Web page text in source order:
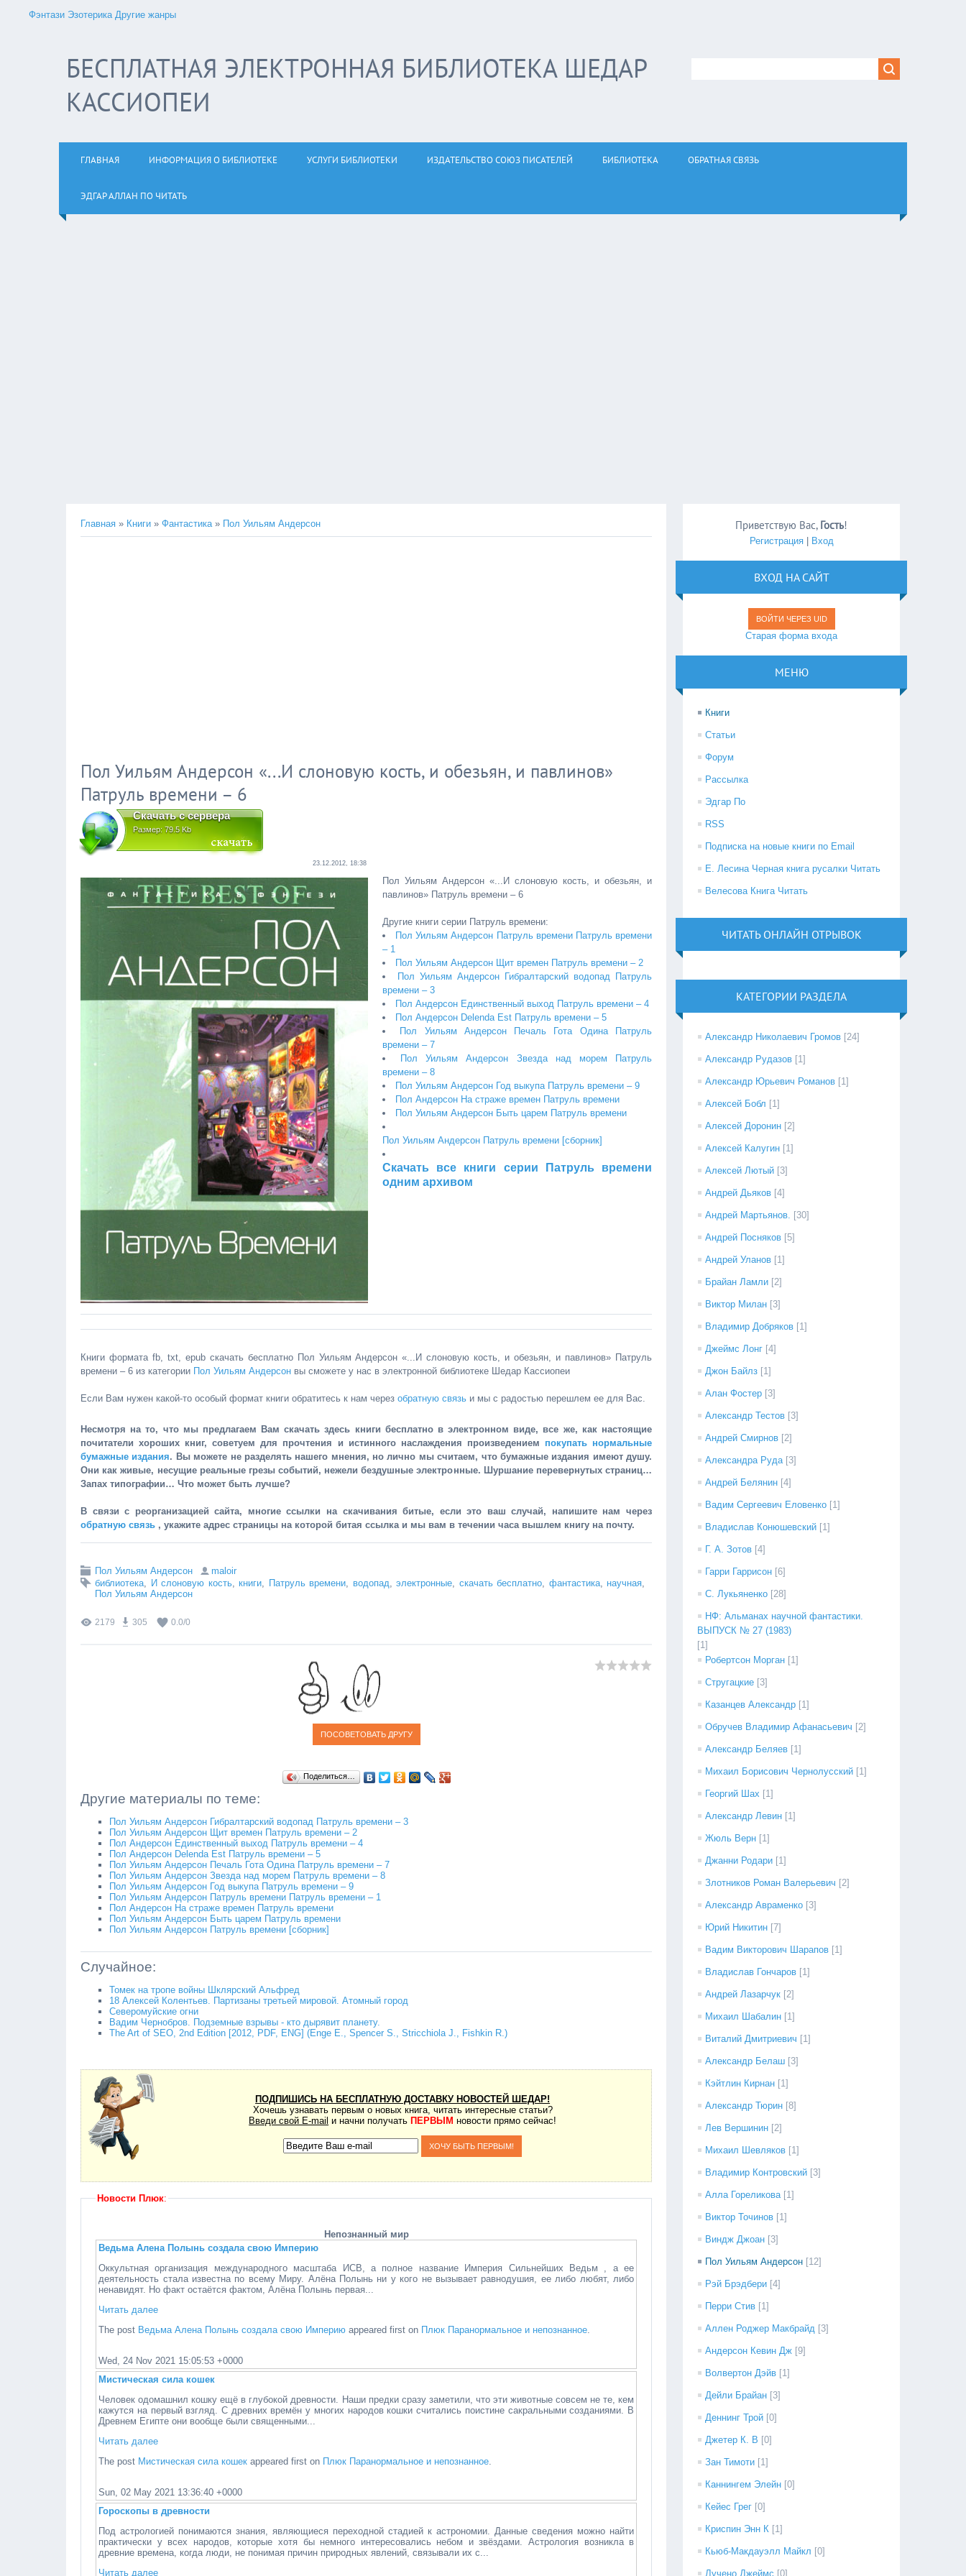
Фэнтази Эзотерика Другие жанры
БЕСПЛАТНАЯ ЭЛЕКТРОННАЯ БИБЛИОТЕКА ШЕДАР
КАССИОПЕИ
ГЛАВНАЯ ИНФОРМАЦИЯ О БИБЛИОТЕКЕ УСЛУГИ БИБЛИОТЕКИ ИЗДАТЕЛЬСТВО СОЮЗ ПИСАТЕЛЕЙ БИБЛИОТЕКА ОБРАТНАЯ СВЯЗЬ
ЭДГАР АЛЛАН ПО ЧИТАТЬ
Главная » Книги » Фантастика» Пол Уильям Андерсон
Пол Уильям Андерсон «...И слоновую кость, и обезьян, и павлинов»
Патруль времени – 6
Скачать с сервера
Размер: 79.5 Kb
23.12.2012, 18:38
Пол Уильям Андерсон «...И слоновую кость, и обезьян, и
павлинов» Патруль времени – 6
Другие книги серии Патруль времени:
Пол Уильям Андерсон Патруль времени Патруль времени
– 1
Пол Уильям Андерсон Щит времен Патруль времени – 2
Пол Уильям Андерсон Гибралтарский водопад Патруль
времени – 3
Пол Андерсон Единственный выход Патруль времени – 4
Пол Андерсон Delenda Est Патруль времени – 5
Пол Уильям Андерсон Печаль Гота Одина Патруль
времени – 7
Пол Уильям Андерсон Звезда над морем Патруль
времени – 8
Пол Уильям Андерсон Год выкупа Патруль времени – 9
Пол Андерсон На страже времен Патруль времени
Пол Уильям Андерсон Быть царем Патруль времени
Пол Уильям Андерсон Патруль времени [сборник]
Скачать все книги серии Патруль времени
одним архивом
Книги формата fb, txt, epub скачать бесплатно Пол Уильям Андерсон «...И слоновую кость, и обезьян, и павлинов» Патруль
времени – 6 из категории Пол Уильям Андерсон вы сможете у нас в электронной библиотеке Шедар Кассиопеи
Если Вам нужен какой-то особый формат книги обратитесь к нам через обратную связь и мы с радостью перешлем ее для Вас.
Несмотря на то, что мы предлагаем Вам скачать здесь книги бесплатно в электронном виде, все же, как настоящие
почитатели хороших книг, советуем для прочтения и истинного наслаждения произведением покупать нормальные
бумажные издания. Вы можете не разделять нашего мнения, но лично мы считаем, что бумажные издания имеют душу.
Они как живые, несущие реальные грезы событий, нежели бездушные электронные. Шуршание перевернутых страниц…
Запах типографии… Что может быть лучше?
В связи с реорганизацией сайта, многие ссылки на скачивания битые, если это ваш случай, напишите нам через
обратную связь , укажите адрес страницы на которой битая ссылка и мы вам в течении часа вышлем книгу на почту.
Пол Уильям Андерсон
maloir
библиотека, И слоновую кость, книги, Патруль времени, водопад, электронные, скачать бесплатно, фантастика, научная,
Пол Уильям Андерсон
2179 305 0.0/0
Поделиться…
Другие материалы по теме:
Пол Уильям Андерсон Гибралтарский водопад Патруль времени – 3
Пол Уильям Андерсон Щит времен Патруль времени – 2
Пол Андерсон Единственный выход Патруль времени – 4
Пол Андерсон Delenda Est Патруль времени – 5
Пол Уильям Андерсон Печаль Гота Одина Патруль времени – 7
Пол Уильям Андерсон Звезда над морем Патруль времени – 8
Пол Уильям Андерсон Год выкупа Патруль времени – 9
Пол Уильям Андерсон Патруль времени Патруль времени – 1
Пол Андерсон На страже времен Патруль времени
Пол Уильям Андерсон Быть царем Патруль времени
Пол Уильям Андерсон Патруль времени [сборник]
Случайное:
Томек на тропе войны Шклярский Альфред
18 Алексей Колентьев. Партизаны третьей мировой. Атомный город
Северомуйс­кие огни
Вадим Чернобров. Подземные взрывы - кто дырявит планету.
The Art of SEO, 2nd Edition [2012, PDF, ENG] (Enge E., Spencer S., Stricchiola J., Fishkin R.)
ПОДПИШИСЬ НА БЕСПЛАТНУЮ ДОСТАВКУ НОВОСТЕЙ ШЕДАР!
Хочешь узнавать первым о новых книга, читать интересные статьи?
Введи свой E-mail и начни получать ПЕРВЫМ новости прямо сейчас!
Новости Плюк:
Непознанный мир
Ведьма Алена Полынь создала свою Империю
Оккультная организация международного масштаба ИСВ, а полное название Империя Сильнейших Ведьм , а ее
деятельность стала известна по всему Миру. Алёна Полынь ни у кого не вызывает равнодушия, ее либо любят, либо
ненавидят. Но факт остаётся фактом, Алёна Полынь первая...
Читать далее
The post Ведьма Алена Полынь создала свою Империю appeared first on Плюк Паранормальное и непознанное.
Wed, 24 Nov 2021 15:05:53 +0000
Мистическая сила кошек
Человек одомашнил кошку ещё в глубокой древности. Наши предки сразу заметили, что эти животные совсем не те, кем
кажутся на первый взгляд. С древних времён у многих народов кошки считались поистине сакральными созданиями. В
Древнем Египте они вообще были священными...
Читать далее
The post Мистическая сила кошек appeared first on Плюк Паранормальное и непознанное.
Sun, 02 May 2021 13:36:40 +0000
Гороскопы в древности
Под астрологией понимаются знания, являющиеся переходной стадией к астрономии. Данные сведения можно найти
практически у всех народов, которые хотя бы немного интересовались небом и звёздами. Астрология возникла в
древние времена, когда люди, не понимая причин природных явлений, связывали их с...
Читать далее
Приветствую Вас, Гость!
Регистрация| Вход
ВХОД НА САЙТ
ВОЙТИ ЧЕРЕЗ UID
Старая форма входа
МЕНЮ
Книги
Статьи
Форум
Рассылка
Эдгар По
RSS
Подписка на новые книги по Email
Е. Лесина Черная книга русалки Читать
Велесова Книга Читать
ЧИТАТЬ ОНЛАЙН ОТРЫВОК
КАТЕГОРИИ РАЗДЕЛА
Александр Николаевич Громов [24]
Александр Рудазов [1]
Александр Юрьевич Романов [1]
Алексей Бобл [1]
Алексей Доронин [2]
Алексей Калугин [1]
Алексей Лютый [3]
Андрей Дьяков [4]
Андрей Мартьянов. [30]
Андрей Посняков [5]
Андрей Уланов [1]
Брайан Ламли [2]
Виктор Милан [3]
Владимир Добряков [1]
Джеймс Лонг [4]
Джон Байлз [1]
Алан Фостер [3]
Александр Тестов [3]
Андрей Смирнов [2]
Александра Руда [3]
Андрей Белянин [4]
Вадим Сергеевич Еловенко [1]
Владислав Конюшевский [1]
Г. А. Зотов [4]
Гарри Гаррисон [6]
С. Лукьяненко [28]
НФ: Альманах научной фантастики.
ВЫПУСК № 27 (1983)
[1]
Робертсон Морган [1]
Стругацкие [3]
Казанцев Александр [1]
Обручев Владимир Афанасьевич [2]
Александр Беляев [1]
Михаил Борисович Чернолусский [1]
Георгий Шах [1]
Александр Левин [1]
Жюль Верн [1]
Джанни Родари [1]
Злотников Роман Валерьевич [2]
Александр Авраменко [3]
Юрий Никитин [7]
Вадим Викторович Шарапов [1]
Владислав Гончаров [1]
Андрей Лазарчук [2]
Михаил Шабалин [1]
Виталий Дмитриевич [1]
Александр Белаш [3]
Кэйтлин Кирнан [1]
Александр Тюрин [8]
Лев Вершинин [2]
Михаил Шевляков [1]
Владимир Контровский [3]
Алла Гореликова [1]
Виктор Точинов [1]
Виндж Джоан [3]
Пол Уильям Андерсон [12]
Рэй Брэдбери [4]
Перри Стив [1]
Аллен Роджер Макбрайд [3]
Андерсон Кевин Дж [9]
Волвертон Дэйв [1]
Дейли Брайан [3]
Деннинг Трой [0]
Джетер К. В [0]
Зан Тимоти [1]
Каннингем Элейн [0]
Кейес Грег [0]
Криспин Энн К [1]
Кьюб-Макдауэлл Майкл [0]
Лучено Джеймс [0]